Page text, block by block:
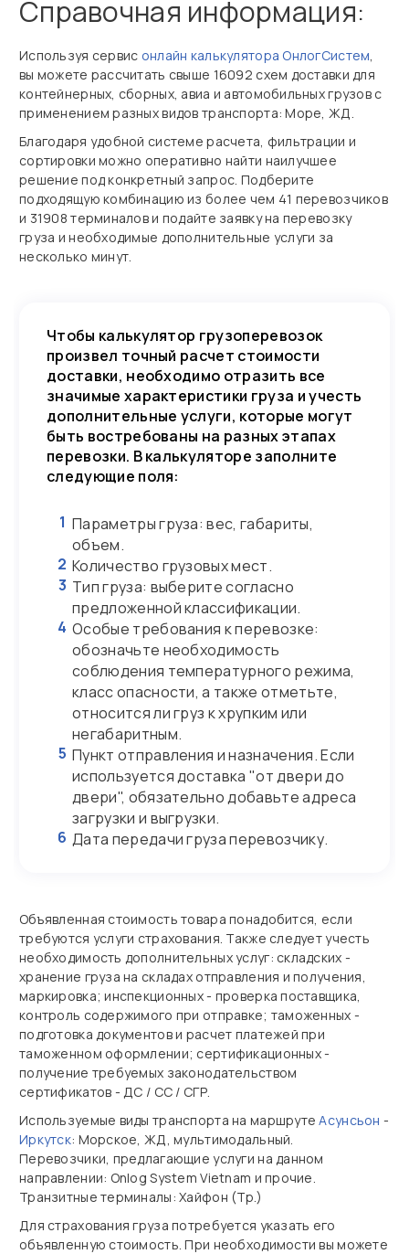
Справочная информация:
Используя сервис онлайн калькулятора ОнлогСистем,
вы можете рассчитать свыше 16092 схем доставки для
контейнерных, сборных, авиа и автомобильных грузов с
применением разных видов транспорта: Море, ЖД.
Благодаря удобной системе расчета, фильтрации и
сортировки можно оперативно найти наилучшее
решение под конкретный запрос. Подберите
подходящую комбинацию из более чем 41 перевозчиков
и 31908 терминалов и подайте заявку на перевозку
груза и необходимые дополнительные услуги за
несколько минут.
Чтобы калькулятор грузоперевозок
произвел точный расчет стоимости
доставки, необходимо отразить все
значимые характеристики груза и учесть
дополнительные услуги, которые могут
быть востребованы на разных этапах
перевозки. В калькуляторе заполните
следующие поля:
1 Параметры груза: вес, габариты,
объем.
2 Количество грузовых мест.
3 Тип груза: выберите согласно
предложенной классификации.
4 Особые требования к перевозке:
обозначьте необходимость
соблюдения температурного режима,
класс опасности, а также отметьте,
относится ли груз к хрупким или
негабаритным.
5 Пункт отправления и назначения. Если
используется доставка "от двери до
двери", обязательно добавьте адреса
загрузки и выгрузки.
6 Дата передачи груза перевозчику.
Объявленная стоимость товара понадобится, если
требуются услуги страхования. Также следует учесть
необходимость дополнительных услуг: складских -
хранение груза на складах отправления и получения,
маркировка; инспекционных - проверка поставщика,
контроль содержимого при отправке; таможенных -
подготовка документов и расчет платежей при
таможенном оформлении; сертификационных -
получение требуемых законодательством
сертификатов - ДС / СС / СГР.
Используемые виды транспорта на маршрутеАсунсьон -
Иркутск: Морское, ЖД, мультимодальный.
Перевозчики, предлагающие услуги на данном
направлении: Onlog System Vietnam и прочие.
Транзитные терминалы: Хайфон (Тр.)
Для страхования груза потребуется указать его
объявленную стоимость. При необходимости вы можете